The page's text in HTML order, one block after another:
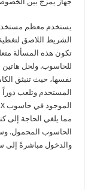
يستخدم معظم
الشريط اللاصق
تكون هذه المسألة
للحاسوب. ولحل هاتين
نفسها، حيث تنبثق
المستخدم وتلعب
مما يلغي الحاجة إلى
الحاسوب المحمول.
والدخول مباشرةً